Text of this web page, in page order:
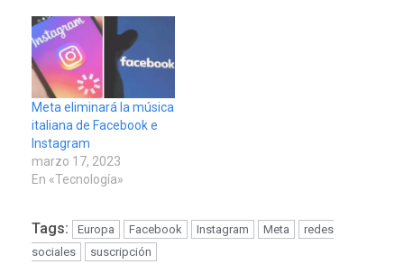
Meta eliminará la música
italiana de Facebook e
Instagram
marzo 17, 2023
En «Tecnología»
Tags: Europa Facebook Instagram Meta
redes
sociales
suscripción